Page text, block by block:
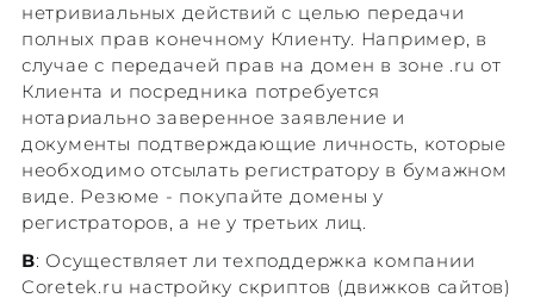
нетривиальных действий с целью передачи
полных прав конечному Клиенту. Например, в
случае с передачей прав на домен в зоне .ru от
Клиента и посредника потребуется
нотариально заверенное заявление и
документы подтверждающие личность, которые
необходимо отсылать регистратору в бумажном
виде. Резюме - покупайте домены у
регистраторов, а не у третьих лиц.
В: Осуществляет ли техподдержка компании
Coretek.ru настройку скриптов (движков сайтов)